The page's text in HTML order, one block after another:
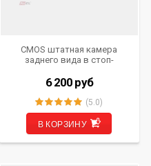
CMOS штатная камера
заднего вида в стоп-
для автомобилей
VOLKSWAGEN
6 200 руб
(5.0)
В КОРЗИНУ